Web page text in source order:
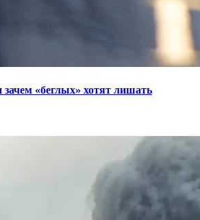
«беглых» хотят лишать